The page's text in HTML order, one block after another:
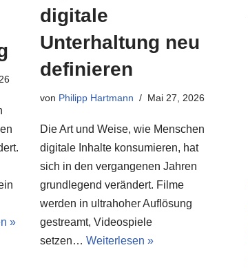
»
digitale
Unterhaltung neu
definieren
von Philipp Hartmann Mai 27, 2026
Die Art und Weise, wie Menschen
digitale Inhalte konsumieren, hat
sich in den vergangenen Jahren
grundlegend verändert. Filme
werden in ultrahoher Auflösung
gestreamt, Videospiele
setzen… Weiterlesen »